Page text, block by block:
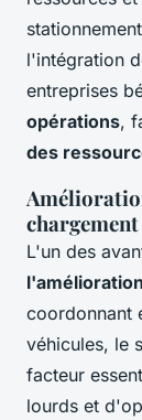
l'intégration
entreprises
opérations,
des
chargement
L'un des
coordonnant
véhicules, le
facteur
lourds et